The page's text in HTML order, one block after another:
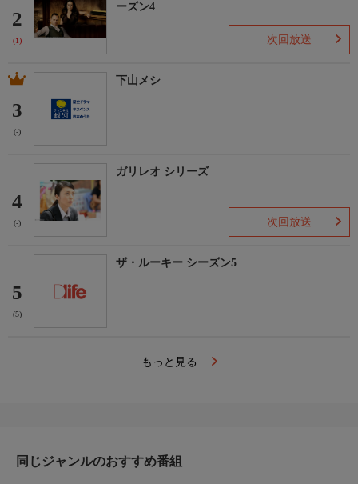
2
(1)
ーズン4
次回放送
3
(-)
下山メシ
4
(-)
ガリレオ シリーズ
次回放送
5
(5)
ザ・ルーキー シーズン5
もっと見る
同じジャンルのおすすめ番組